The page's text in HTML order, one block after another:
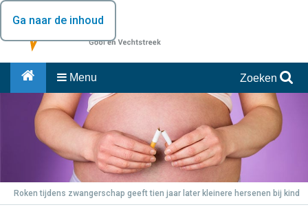
Ga naar de inhoud
Menu Zoeken
Roken tijdens zwangerschap geeft tien jaar later kleinere hersenen bij kind